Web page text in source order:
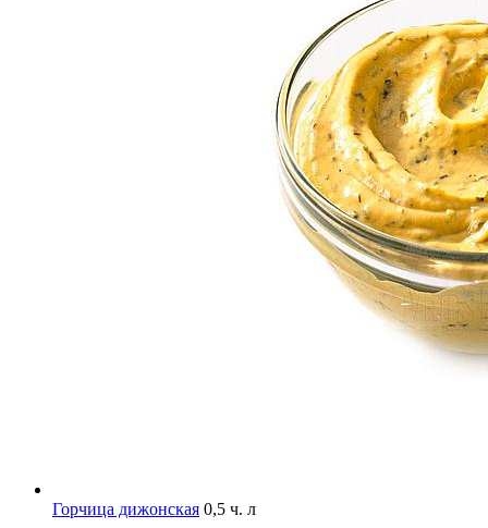
Горчица дижонская 0,5 ч. л